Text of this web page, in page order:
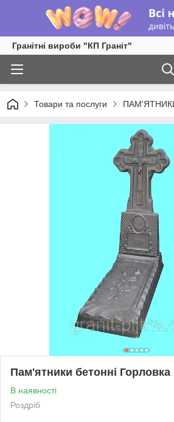
Гранітні вироби "КП Граніт"
Товари та послуги
Пам'ятники бетонні Горловка
В наявності
Роздріб